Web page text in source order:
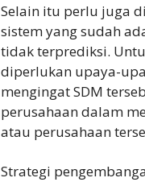
Selain itu perlu juga
sistem yang sudah
tidak terprediksi.
diperlukan upaya-
mengingat SDM
perusahaan dalam
atau perusahaan
Strategi